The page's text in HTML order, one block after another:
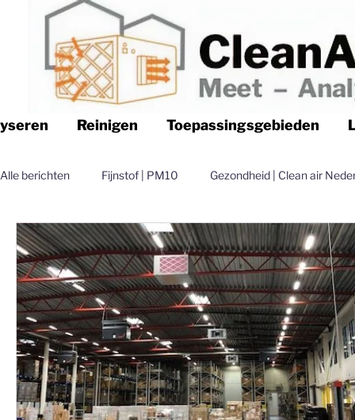
Reinigen Toepassingsgebieden
Alle berichten Fijnstof | PM10 Gezondheid | Clean air
Logistiek | Clean air Nederland Luchtfilteren | Clean air
Magazijn | Clean air Nederland Distributie | Clean air
Vieze producten | Clean air Stofbindende zeep